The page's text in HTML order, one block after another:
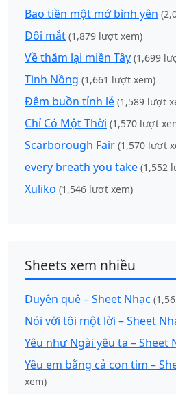
Bao tiền một mớ bình yên
Đôi mắt (1,879 lượt xem)
Về thăm lại miền Tây (1,699
Tình Nồng (1,661 lượt xem)
Đêm buồn tỉnh lẻ (1,589 lượt
Chỉ Có Một Thời (1,570 lượt
Scarborough Fair (1,570 lượt
every breath you take (1,552
Xuliko (1,546 lượt xem)
Sheets xem nhiều
Duyên quê – Sheet Nhạc
Nói với tôi một lời – Sheet
Yêu như Ngài yêu ta – Sheet
Yêu em bằng cả con tim –
xem)